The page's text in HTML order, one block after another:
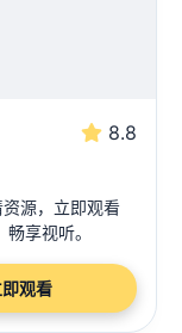
8.8
源，立即观看
畅享视听。
即观看